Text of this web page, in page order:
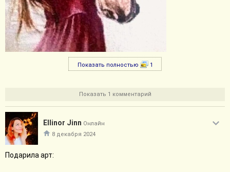
Показать полностью 1
Показать 1 комментарий
Ellinor Jinn Онлайн
8 декабря 2024
Подарила арт: